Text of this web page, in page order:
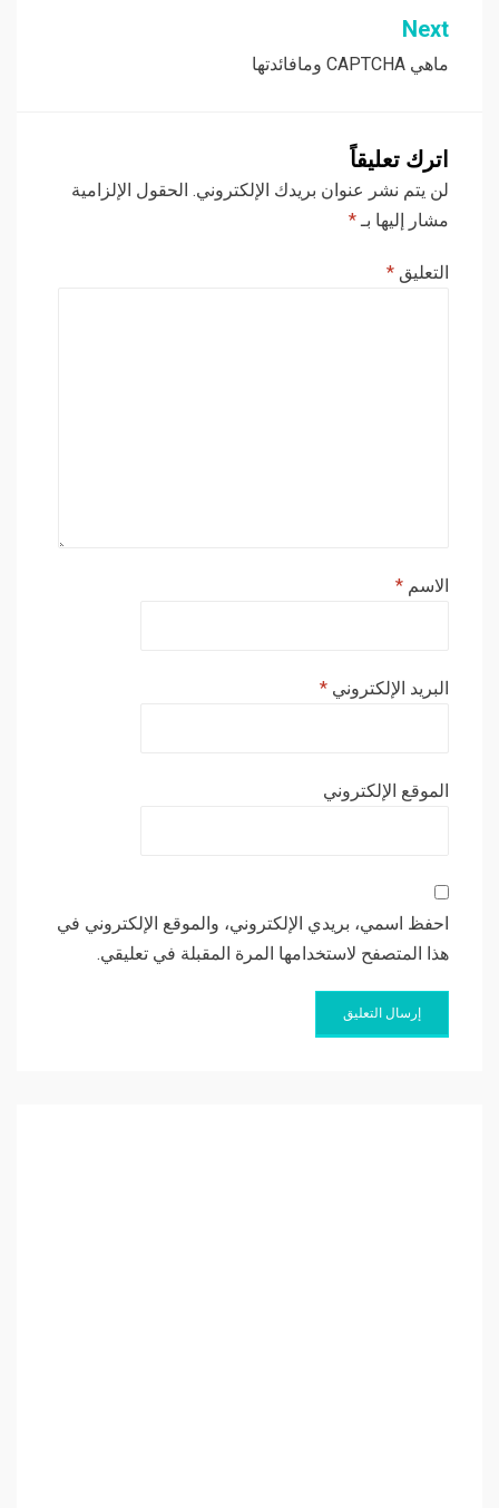
Next
ماهي CAPTCHA ومافائدتها
اترك تعليقاً
لن يتم نشر عنوان بريدك الإلكتروني. الحقول الإلزامية
مشار إليها بـ*
التعليق *
الاسم *
البريد الإلكتروني *
الموقع الإلكتروني
احفظ اسمي، بريدي الإلكتروني، والموقع الإلكتروني في
هذا المتصفح لاستخدامها المرة المقبلة في تعليقي.